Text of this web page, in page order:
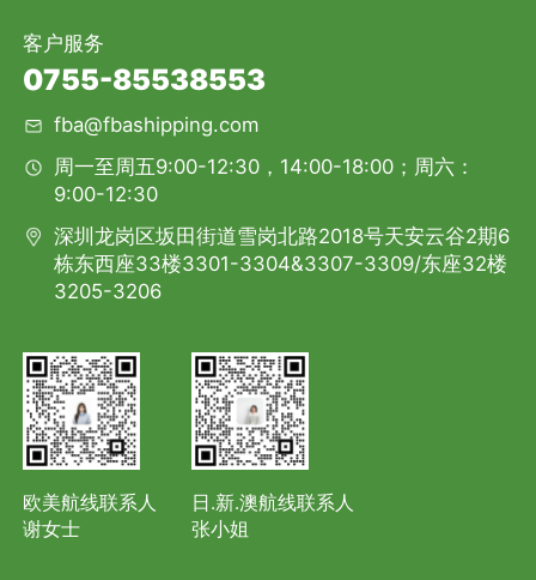
客户服务
0755-85538553
fba@fbashipping.com
周一至周五9:00-12:30，14:00-18:00；周六：
9:00-12:30
深圳龙岗区坂田街道雪岗北路2018号天安云谷2期6
栋东西座33楼3301-3304&3307-3309/东座32楼
3205-3206
欧美航线联系人
谢女士
日.新.澳航线联系人
张小姐